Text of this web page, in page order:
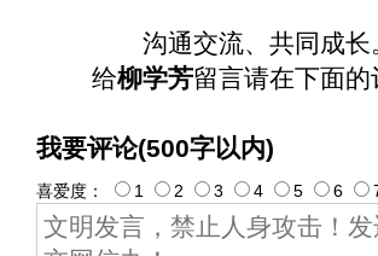
沟通交流、共同成
给柳学芳留言请在下面
我要评论(500字以内)
喜爱度： 1 2 3 4 5 6